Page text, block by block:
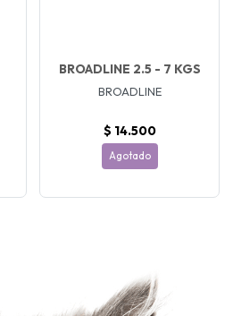
BROADLINE 2.5 - 7 KGS
BROADLINE
$ 14.500
Agotado